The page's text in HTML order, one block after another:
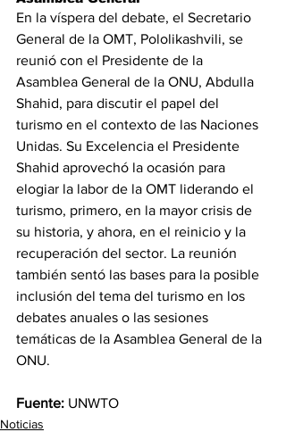
En la víspera del debate, el Secretario
General de la OMT, Pololikashvili, se
reunió con el Presidente de la
Asamblea General de la ONU, Abdulla
Shahid, para discutir el papel del
turismo en el contexto de las Naciones
Unidas. Su Excelencia el Presidente
Shahid aprovechó la ocasión para
elogiar la labor de la OMT liderando el
turismo, primero, en la mayor crisis de
su historia, y ahora, en el reinicio y la
recuperación del sector. La reunión
también sentó las bases para la posible
inclusión del tema del turismo en los
debates anuales o las sesiones
temáticas de la Asamblea General de la
ONU.
Fuente: UNWTO
Noticias